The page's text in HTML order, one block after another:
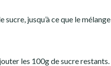
sucre, jusqu’à ce que le mélange
les 100g de sucre restants.